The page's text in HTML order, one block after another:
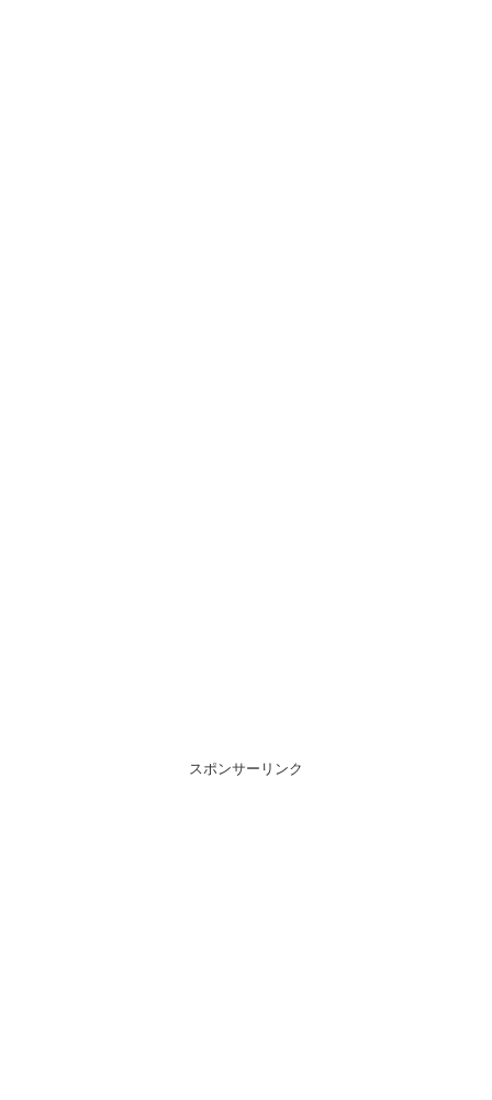
スポンサーリンク